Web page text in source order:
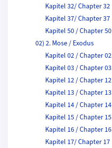
Kapitel 32/ Chapter 32
Kapitel 37/ Chapter 37
Kapitel 50 / Chapter 50
02) 2. Mose / Exodus
Kapitel 02 / Chapter 02
Kapitel 03 / Chapter 03
Kapitel 12 / Chapter 12
Kapitel 13 / Chapter 13
Kapitel 14 / Chapter 14
Kapitel 15 / Chapter 15
Kapitel 16 / Chapter 16
Kapitel 17/ Chapter 17